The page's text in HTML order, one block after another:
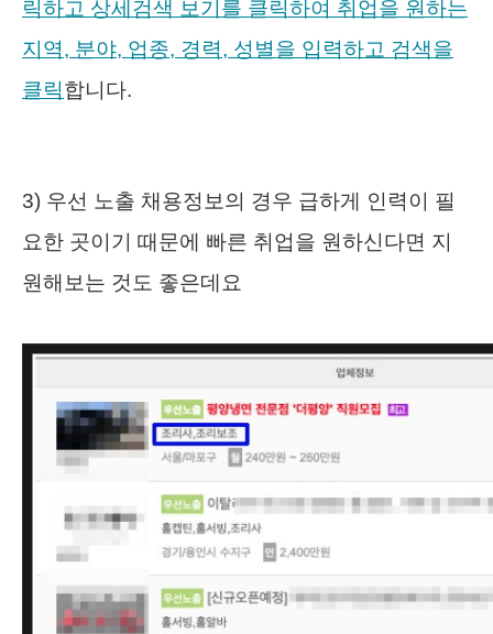
릭하고 상세검색 보기를 클릭하여 취업을 원하는
지역, 분야, 업종, 경력, 성별을 입력하고 검색을
클릭합니다.
3) 우선 노출 채용정보의 경우 급하게 인력이 필
요한 곳이기 때문에 빠른 취업을 원하신다면 지
원해보는 것도 좋은데요